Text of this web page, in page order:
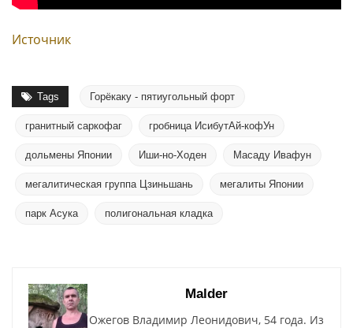
Источник
Tags Горёкаку - пятиугольный форт
гранитный саркофаг гробница ИсибутАй-кофУн
дольмены Японии Иши-но-Ходен Масаду Ивафун
мегалитическая группа Цзиньшань мегалиты Японии
парк Асука полигональная кладка
Malder
Ожегов Владимир Леонидович, 54 года. Из